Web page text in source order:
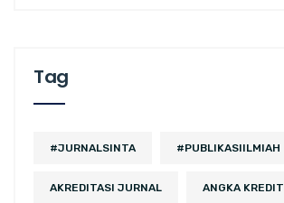
Tag
#JURNALSINTA #PUBLIKASIILMIAH
AKREDITASI JURNAL ANGKA KREDIT